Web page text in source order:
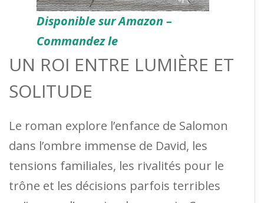
Disponible sur Amazon –
Commandez le
UN ROI ENTRE LUMIÈRE ET
SOLITUDE
Le roman explore l’enfance de Salomon
dans l’ombre immense de David, les
tensions familiales, les rivalités pour le
trône et les décisions parfois terribles